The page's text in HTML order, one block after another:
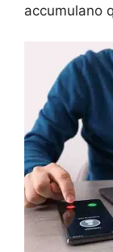
accumulano